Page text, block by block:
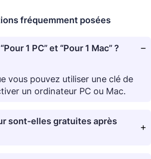
fréquemment posées
1 PC” et “Pour 1 Mac” ?
vous pouvez utiliser une clé de
un ordinateur PC ou Mac.
sont-elles gratuites après